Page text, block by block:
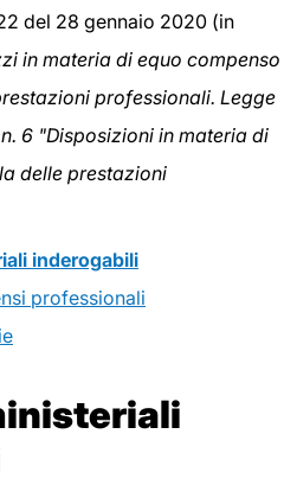
del 28 gennaio 2020 (in
in materia di equo compenso
professionali. Legge
6 "Disposizioni in materia di
delle prestazioni
inderogabili
professionali